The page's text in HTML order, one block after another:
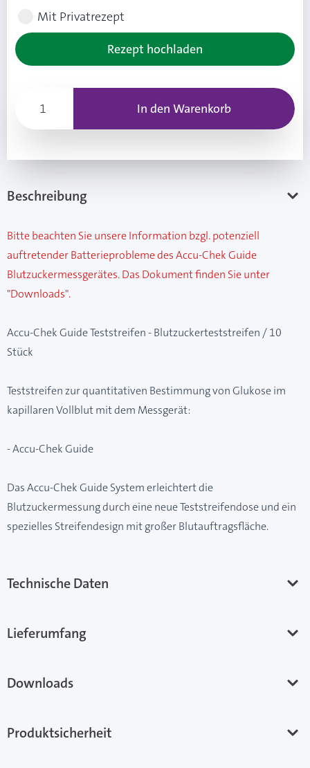
Mit Privatrezept
Rezept hochladen
In den Warenkorb
Beschreibung
Bitte beachten Sie unsere Information bzgl. potenziell
auftretender Batterieprobleme des Accu-Chek Guide
Blutzuckermessgerätes. Das Dokument finden Sie unter
"Downloads".
Accu-Chek Guide Teststreifen - Blutzuckerteststreifen / 10
Stück
Teststreifen zur quantitativen Bestimmung von Glukose im
kapillaren Vollblut mit dem Messgerät:
- Accu-Chek Guide
Das Accu-Chek Guide System erleichtert die
Blutzuckermessung durch eine neue Teststreifendose und ein
spezielles Streifendesign mit großer Blutauftragsfläche.
Technische Daten
Lieferumfang
Downloads
Produktsicherheit